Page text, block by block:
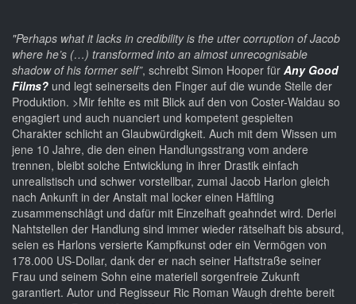
"Perhaps what it lacks in credibility is the utter corruption of Jacob
where he’s (…) transformed into an almost unrecognisable
shadow of his former self”, schreibt Simon Hooper für Any Good
Films? und legt seinerseits den Finger auf die wunde Stelle der
Produktion. >Mir fehlte es mit Blick auf den von Coster-Waldau so
engagiert und auch nuanciert und kompetent gespielten
Charakter schlicht an Glaubwürdigkeit. Auch mit dem Wissen um
jene 10 Jahre, die den einen Handlungsstrang vom andere
trennen, bleibt solche Entwicklung in ihrer Drastik einfach
unrealistisch und schwer vorstellbar, zumal Jacob Harlon gleich
nach Ankunft in der Anstalt mal locker einen Häftling
zusammenschlägt und dafür mit Einzelhaft geahndet wird. Derlei
Nahtstellen der Handlung sind immer wieder rätselhaft bis absurd,
seien es Harlons versierte Kampfkunst oder ein Vermögen von
178.000 US-Dollar, dank der er nach seiner Haftstraße seiner
Frau und seinem Sohn eine materiell sorgenfreie Zukunft
garantiert. Autor und Regisseur Ric Roman Waugh drehte bereit